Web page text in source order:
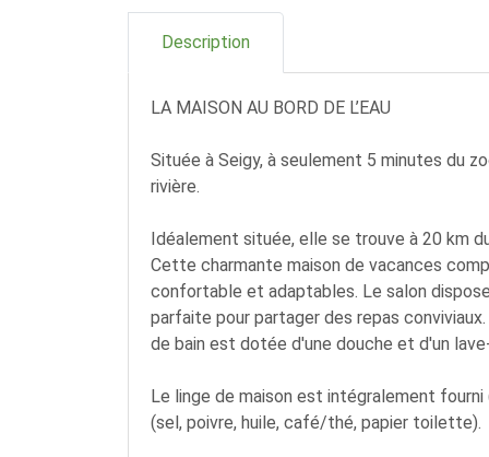
Description
LA MAISON AU BORD DE L’EAU
Située à Seigy, à seulement 5 minutes du
rivière.
Idéalement située, elle se trouve à 20 km
Cette charmante maison de vacances
confortable et adaptables. Le salon
parfaite pour partager des repas
de bain est dotée d'une douche et d'un
Le linge de maison est intégralement
(sel, poivre, huile, café/thé, papier toilette).